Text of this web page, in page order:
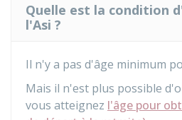
Quelle est la condition
l'Asi ?
Il n'y a pas d'âge minimum
Mais il n'est plus possible
vous atteignez l'âge pour